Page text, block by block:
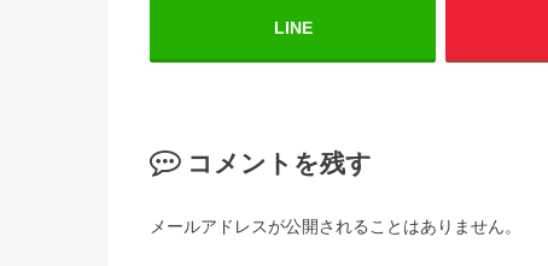
LINE
コメントを残す
メールアドレスが公開されることはありません。